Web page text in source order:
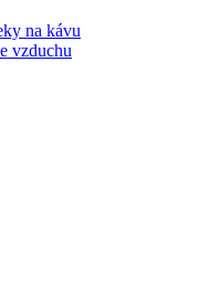
na kávu
vzduchu